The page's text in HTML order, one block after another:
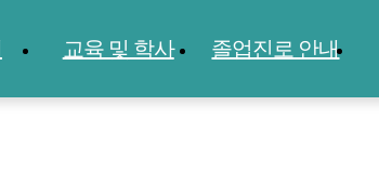
교육 및 학사 졸업진로 안내